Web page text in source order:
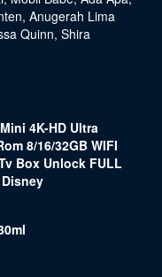
, Anugerah Lima
Quinn, Shira
4K-HD Ultra
8/16/32GB WIFI
Box Unlock FULL